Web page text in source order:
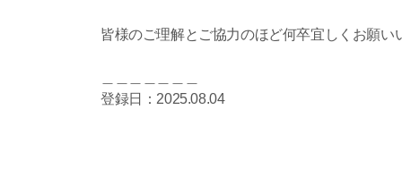
皆様のご理解とご協力のほど何卒宜しくお願い
登録日：2025.08.04